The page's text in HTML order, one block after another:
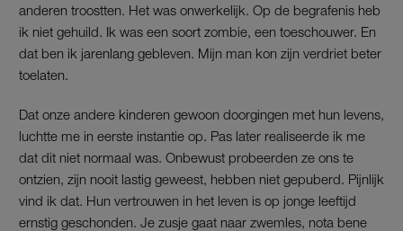
anderen troostten. Het was onwerkelijk. Op de begrafenis heb
ik niet gehuild. Ik was een soort zombie, een toeschouwer. En
dat ben ik jarenlang gebleven. Mijn man kon zijn verdriet beter
toelaten.
Dat onze andere kinderen gewoon doorgingen met hun levens,
luchtte me in eerste instantie op. Pas later realiseerde ik me
dat dit niet normaal was. Onbewust probeerden ze ons te
ontzien, zijn nooit lastig geweest, hebben niet gepuberd. Pijnlijk
vind ik dat. Hun vertrouwen in het leven is op jonge leeftijd
ernstig geschonden. Je zusje gaat naar zwemles, nota bene